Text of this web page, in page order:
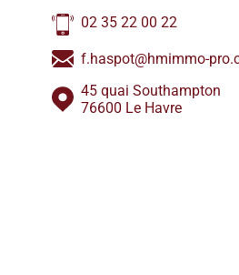
02 35 22 00 22
f.haspot@hmimmo-
45 quai Southampton
76600 Le Havre